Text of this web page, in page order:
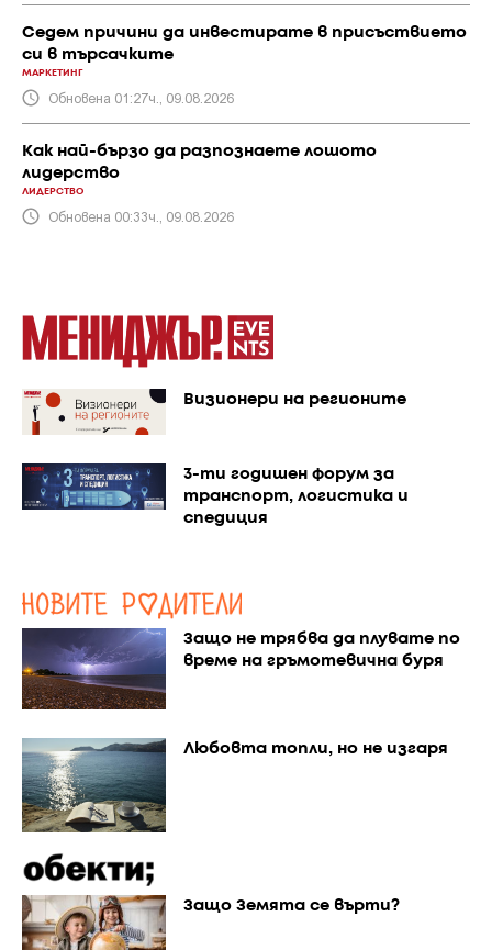
Седем причини да инвестирате в присъствието
си в търсачките
МАРКЕТИНГ
Обновена 01:27ч., 09.08.2026
Как най-бързо да разпознаете лошото
лидерство
ЛИДЕРСТВО
Обновена 00:33ч., 09.08.2026
Визионери на регионите
3-ти годишен форум за
транспорт, логистика и
спедиция
Защо не трябва да плувате по
време на гръмотевична буря
Любовта топли, но не изгаря
Защо Земята се върти?